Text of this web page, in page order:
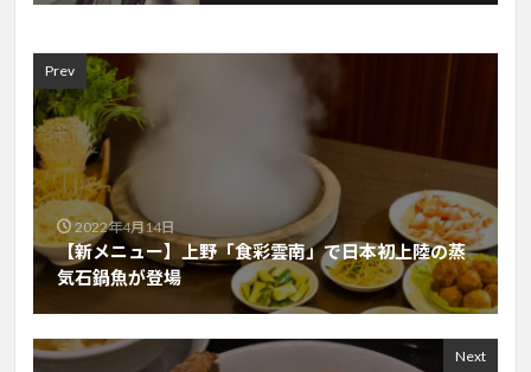
Prev
2022年4月14日
【新メニュー】上野「食彩雲南」で日本初上陸の蒸
気石鍋魚が登場
Next